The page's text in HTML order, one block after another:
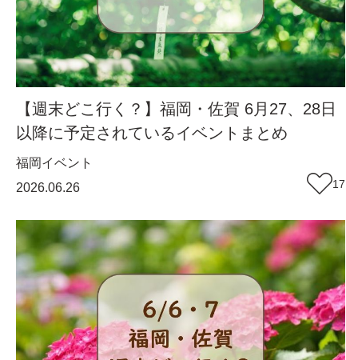
【週末どこ行く？】福岡・佐賀 6月27、28日
以降に予定されているイベントまとめ
福岡イベント
2026.06.26
17